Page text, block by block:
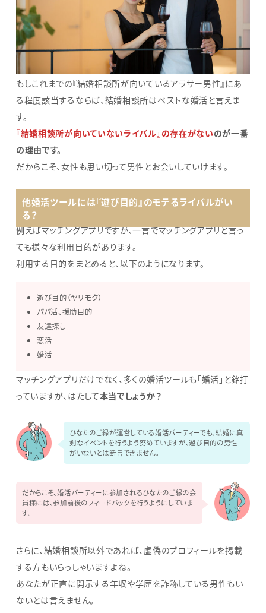
もしこれまでの『結婚相談所が向いているアラサー男性』にあ
る程度該当するならば、結婚相談所はベストな婚活と言えま
す。
『結婚相談所が向いていないライバル』の存在がないのが一番
の理由です。
だからこそ、女性も思い切って男性とお会いしていけます。
他婚活ツールには『遊び目的 』のモテるライバルがい
る？
例えばマッチングアプリですが、一言でマッチングアプリと言っ
ても様々な利用目的があります。
利用する目的をまとめると、以下のようになります。
遊び目的（ヤリモク）
パパ活、援助目的
友達探し
恋活
婚活
マッチングアプリだけでなく、多くの婚活ツールも「婚活」と銘打
っていますが、はたして本当でしょうか？
ひなたのご縁が運営している婚活パーティーでも、結婚に真
剣なイベントを行うよう努めていますが、遊び目的の男性
がいないとは断言できません。
だからこそ、婚活パーティーに参加されるひなたのご縁の会
員様には、参加前後のフィードバックを行うようにしていま
す。
さらに、結婚相談所以外であれば、虚偽のプロフィールを掲載
する方もいらっしゃいますよね。
あなたが正直に開示する年収や学歴を詐称している男性もい
ないとは言えません。